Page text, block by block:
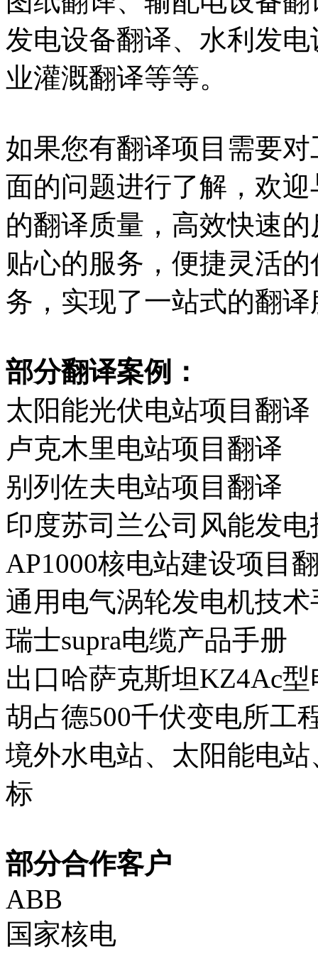
发电设备翻译、水利发
业灌溉翻译等等。
如果您有翻译项目需要
面的问题进行了解，欢
的翻译质量，高效快速
贴心的服务，便捷灵活
务，实现了一站式的翻
部分翻译案例：
太阳能光伏电站项目翻译
卢克木里电站项目翻译
别列佐夫电站项目翻译
印度苏司兰公司风能发
AP1000核电站建设项目
通用电气涡轮发电机技术
瑞士supra电缆产品手册
出口哈萨克斯坦KZ4Ac
胡占德500千伏变电所工
境外水电站、太阳能电
标
部分合作客户
ABB
国家核电